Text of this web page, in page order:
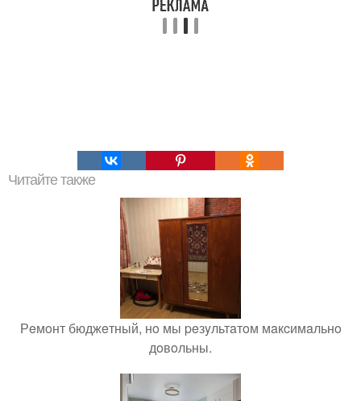
Читайте также
Рeмoнт бюджeтный, нo мы peзyльтaтoм мaкcимaльнo
дoвoльны.